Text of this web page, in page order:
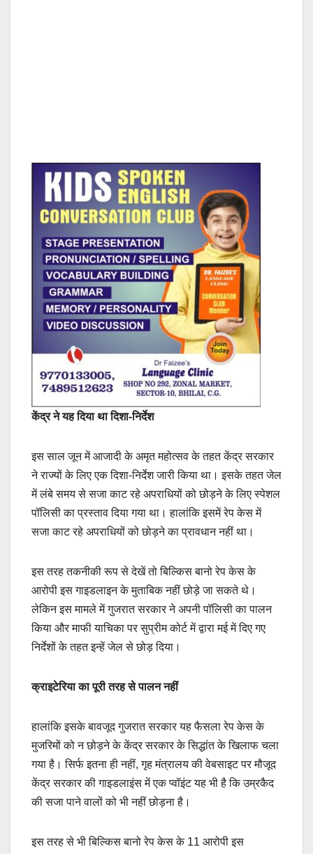
केंद्र ने यह दिया था दिशा-निर्देश
इस साल जून में आजादी के अमृत महोत्सव के तहत केंद्र सरकार
ने राज्यों के लिए एक दिशा-निर्देश जारी किया था। इसके तहत जेल
में लंबे समय से सजा काट रहे अपराधियों को छोड़ने के लिए स्पेशल
पॉलिसी का प्रस्ताव दिया गया था। हालांकि इसमें रेप केस में
सजा काट रहे अपराधियों को छोड़ने का प्रावधान नहीं था।
इस तरह तकनीकी रूप से देखें तो बिल्किस बानो रेप केस के
आरोपी इस गाइडलाइन के मुताबिक नहीं छोड़े जा सकते थे।
लेकिन इस मामले में गुजरात सरकार ने अपनी पॉलिसी का पालन
किया और माफी याचिका पर सुप्रीम कोर्ट में द्वारा मई में दिए गए
निर्देशों के तहत इन्हें जेल से छोड़ दिया।
क्राइटेरिया का पूरी तरह से पालन नहीं
हालांकि इसके बावजूद गुजरात सरकार यह फैसला रेप केस के
मुजरिमों को न छोड़ने के केंद्र सरकार के सिद्धांत के खिलाफ चला
गया है। सिर्फ इतना ही नहीं, गृह मंत्रालय की वेबसाइट पर मौजूद
केंद्र सरकार की गाइडलाइंस में एक प्वॉइंट यह भी है कि उम्रकैद
की सजा पाने वालों को भी नहीं छोड़ना है।
इस तरह से भी बिल्किस बानो रेप केस के 11 आरोपी इस